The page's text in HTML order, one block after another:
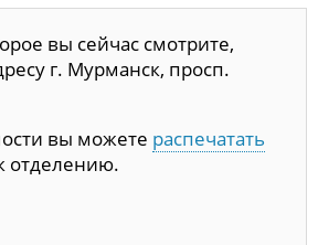
вы сейчас смотрите,
г. Мурманск, просп.
вы можете распечатать
отделению.